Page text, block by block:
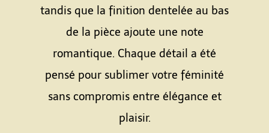
tandis que la finition dentelée au bas
de la pièce ajoute une note
romantique. Chaque détail a été
pensé pour sublimer votre féminité
sans compromis entre élégance et
plaisir.